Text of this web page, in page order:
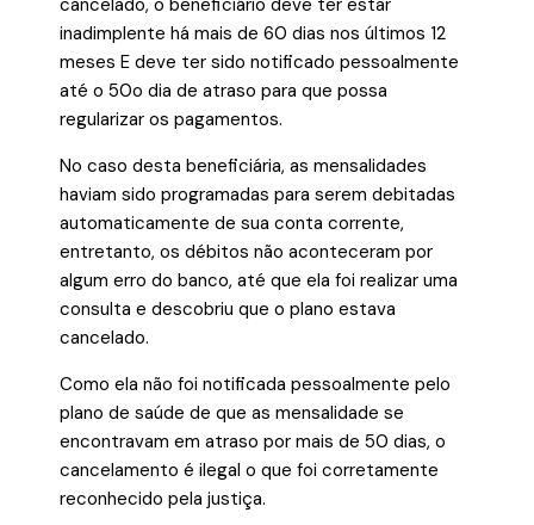
cancelado, o beneficiário deve ter estar
inadimplente há mais de 60 dias nos últimos 12
meses E deve ter sido notificado pessoalmente
até o 50o dia de atraso para que possa
regularizar os pagamentos.
No caso desta beneficiária, as mensalidades
haviam sido programadas para serem debitadas
automaticamente de sua conta corrente,
entretanto, os débitos não aconteceram por
algum erro do banco, até que ela foi realizar uma
consulta e descobriu que o plano estava
cancelado.
Como ela não foi notificada pessoalmente pelo
plano de saúde de que as mensalidade se
encontravam em atraso por mais de 50 dias, o
cancelamento é ilegal o que foi corretamente
reconhecido pela justiça.